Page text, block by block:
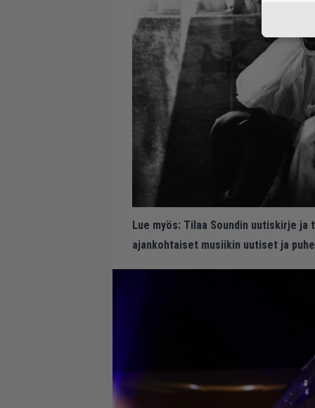
Lue myös: Tilaa Soundin uutiskirje ja
ajankohtaiset musiikin uutiset ja